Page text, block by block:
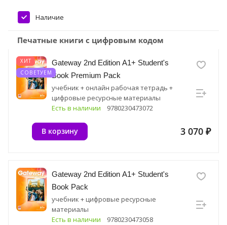
Наличие
Печатные книги с цифровым кодом
ХИТ
СОВЕТУЕМ
Gateway 2nd Edition A1+ Student's
Book Premium Pack
учебник + онлайн рабочая тетрадь +
цифровые ресурсные материалы
Есть в наличии
9780230473072
3 070 ₽
В корзину
Gateway 2nd Edition A1+ Student's
Book Pack
учебник + цифровые ресурсные
материалы
Есть в наличии
9780230473058